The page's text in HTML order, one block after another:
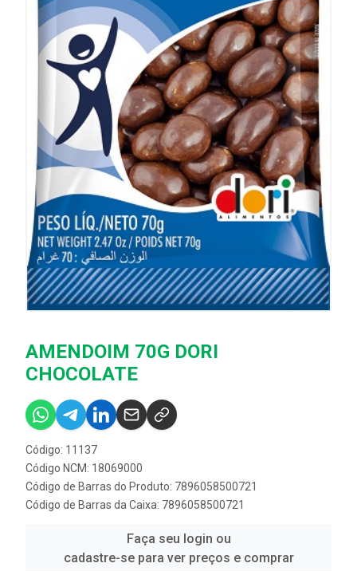
AMENDOIM 70G DORI
CHOCOLATE
Código: 11137
Código NCM: 18069000
Código de Barras do Produto: 7896058500721
Código de Barras da Caixa: 7896058500721
Faça seu login ou
cadastre-se para ver preços e comprar